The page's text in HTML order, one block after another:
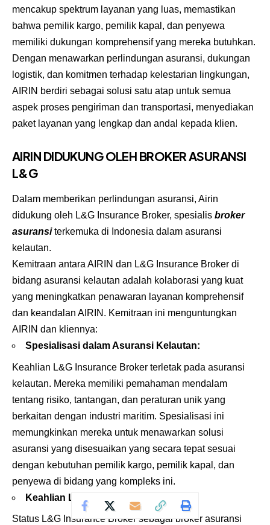
mencakup spektrum layanan yang luas, memastikan
bahwa pemilik kargo, pemilik kapal, dan penyewa
memiliki dukungan komprehensif yang mereka butuhkan.
Dengan menawarkan perlindungan asuransi, dukungan
logistik, dan komitmen terhadap kelestarian lingkungan,
AIRIN berdiri sebagai solusi satu atap untuk semua
aspek proses pengiriman dan transportasi, menyediakan
paket layanan yang lengkap dan andal kepada klien.
AIRIN DIDUKUNG OLEH BROKER ASURANSI
L&G
Dalam memberikan perlindungan asuransi, Airin
didukung oleh L&G Insurance Broker, spesialis broker
asuransiterkemuka di Indonesia dalam asuransi
kelautan.
Kemitraan antara AIRIN dan L&G Insurance Broker di
bidang asuransi kelautan adalah kolaborasi yang kuat
yang meningkatkan penawaran layanan komprehensif
dan keandalan AIRIN. Kemitraan ini menguntungkan
AIRIN dan kliennya:
Spesialisasi dalam Asuransi Kelautan:
Keahlian L&G Insurance Broker terletak pada asuransi
kelautan. Mereka memiliki pemahaman mendalam
tentang risiko, tantangan, dan peraturan unik yang
berkaitan dengan industri maritim. Spesialisasi ini
memungkinkan mereka untuk menawarkan solusi
asuransi yang disesuaikan yang secara tepat sesuai
dengan kebutuhan pemilik kargo, pemilik kapal, dan
penyewa di bidang yang kompleks ini.
Keahlian Lokal:
Status L&G Insurance Broker sebagai broker asuransi